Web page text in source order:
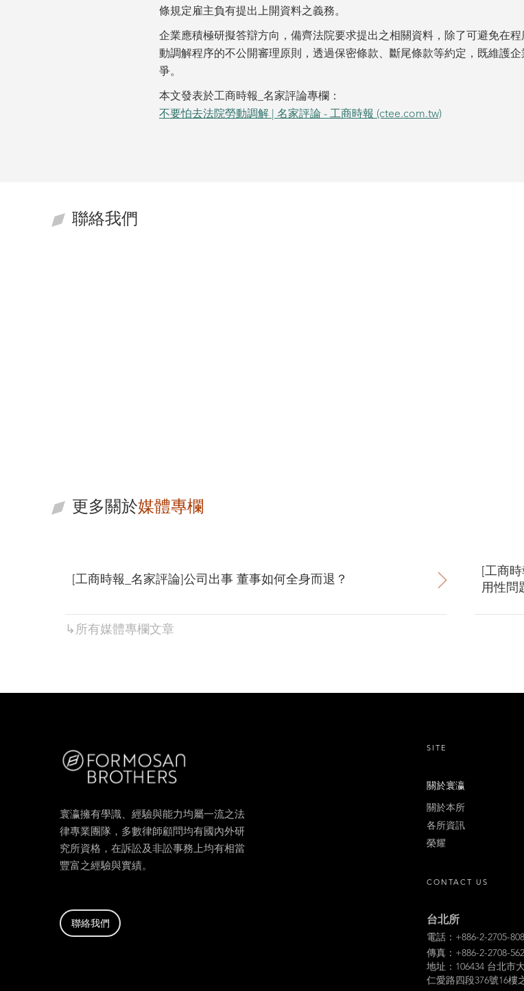
條規定雇主負有提出上開資料之義務。
企業應積極研擬答辯方向，備齊法院要求提出之相關資料，除了可避免在
動調解程序的不公開審理原則，透過保密條款、斷尾條款等約定，既維護
爭。
本文發表於工商時報_名家評論專欄：
不要怕去法院勞動調解 | 名家評論 - 工商時報 (ctee.com.tw)
聯絡我們
更多關於媒體專欄
[工商時報_名家評論]公司出事 董事如何全身而退？
[工商
用性問
↳所有媒體專欄文章
寰瀛擁有學識、經驗與能力均屬一流之法
律專業團隊，多數律師顧問均有國內外研
究所資格，在訴訟及非訟事務上均有相當
豐富之經驗與實績。
聯絡我們
SITE
關於寰瀛
關於本所
各所資訊
榮耀
CONTACT US
台北所
電話：+886-2-2705-
傳真：+886-2-2708-
地址：106434 台北市
仁愛路四段376號16樓